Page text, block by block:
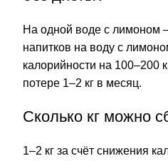
На одной воде с лимоном
напитков на воду с
калорийности на 100–200
потере 1–2 кг в месяц.
Сколько кг можно
1–2 кг за счёт снижения